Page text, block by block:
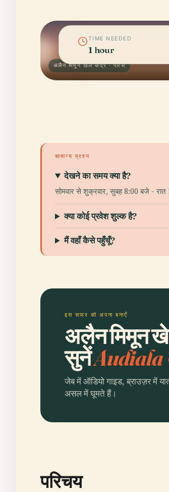
अलैन मिमून खेल केंद्र · पैरिस
TIME NEEDED
1 hour
सामान्य प्रश्न
देखने का समय क्या है?
सोमवार से शुक्रवार, सुबह 8:00 बजे -
क्या कोई प्रवेश शुल्क है?
मैं वहाँ कैसे पहुँचूँ?
इस सफर को अपना बनाएँ
अलैन मिमून
सुनें
जेब में ऑडियो गाइड, ब्राउज़र में
असल में घूमते हैं।
परिचय